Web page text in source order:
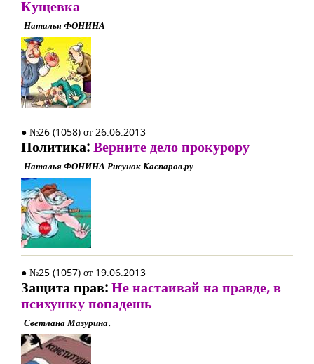
Кущевка
Наталья ФОНИНА
● №26 (1058) от 26.06.2013
Политика:Верните дело прокурору
Наталья ФОНИНА Рисунок Каспаров.ру
● №25 (1057) от 19.06.2013
Защита прав:Не настаивай на правде, в
психушку попадешь
Светлана Мазурина.